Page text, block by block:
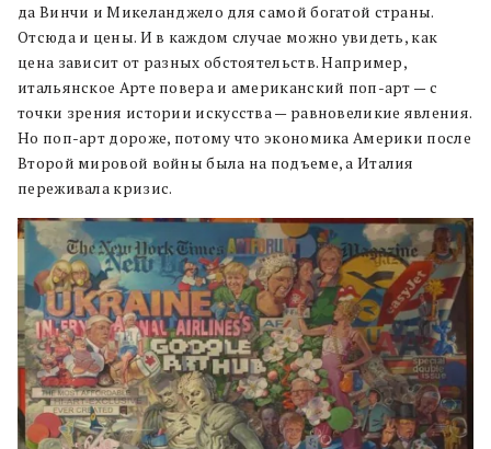
да Винчи и Микеланджело для самой богатой страны.
Отсюда и цены. И в каждом случае можно увидеть, как
цена зависит от разных обстоятельств. Например,
итальянское Арте повера и американский поп-арт — с
точки зрения истории искусства — равновеликие явления.
Но поп-арт дороже, потому что экономика Америки после
Второй мировой войны была на подъеме, а Италия
переживала кризис.